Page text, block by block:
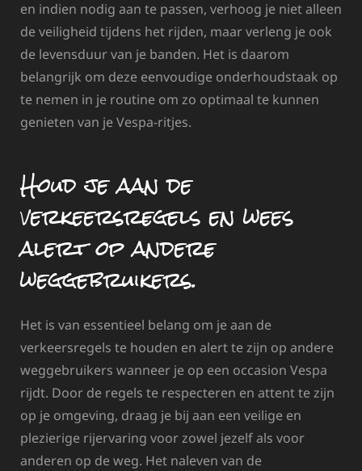
en indien nodig aan te passen, verhoog je niet alleen
de veiligheid tijdens het rijden, maar verleng je ook
de levensduur van je banden. Het is daarom
belangrijk om deze eenvoudige onderhoudstaak op
te nemen in je routine om zo optimaal te kunnen
genieten van je Vespa-ritjes.
Houd je aan de
verkeersregels en wees
alert op andere
weggebruikers.
Het is van essentieel belang om je aan de
verkeersregels te houden en alert te zijn op andere
weggebruikers wanneer je op een occasion Vespa
rijdt. Door de regels te respecteren en attent te zijn
op je omgeving, draag je bij aan een veilige en
plezierige rijervaring voor zowel jezelf als voor
anderen op de weg. Het naleven van de